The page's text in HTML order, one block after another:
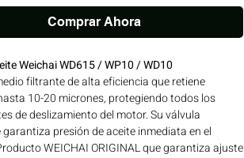
Comprar Ahora
Weichai WD615 / WP10 / WD10
filtrante de alta eficiencia que retiene
10-20 micrones, protegiendo todos los
de deslizamiento del motor. Su válvula
presión de aceite inmediata en el
WEICHAI ORIGINAL que garantiza ajuste